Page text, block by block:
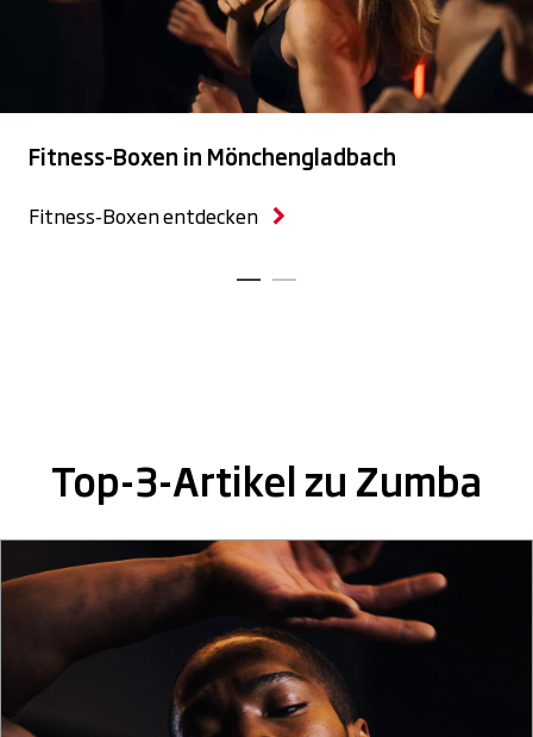
Fitness-Boxen in Mönchengladbach
Fitness-Boxen entdecken
Top-3-Artikel zu Zumba